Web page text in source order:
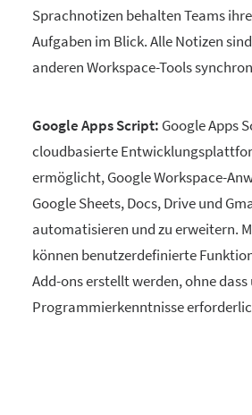
Sprachnotizen behalten Teams
Aufgaben im Blick. Alle Notizen
anderen Workspace-Tools
Google Apps Script: Google Apps
cloudbasierte
ermöglicht, Google Workspace-
Google Sheets, Docs, Drive und
automatisieren und zu erweitern.
können benutzerdefinierte
Add-ons erstellt werden, ohne
Programmierkenntnisse